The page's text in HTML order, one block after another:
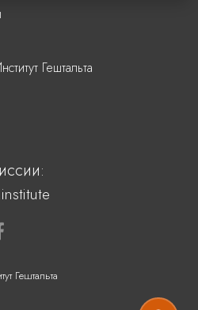
Гештальта
Гештальта